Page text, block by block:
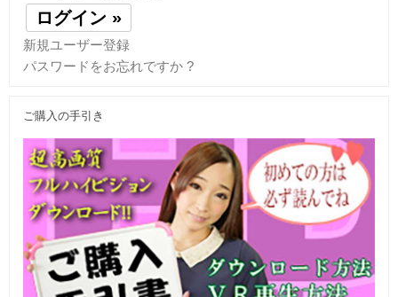
新規ユーザー登録
パスワードをお忘れですか ?
ご購入の手引き